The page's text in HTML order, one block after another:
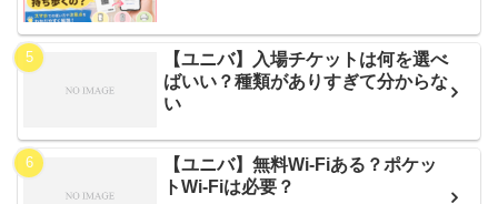
【ユニバ】入場チケットは何を選べ
ばいい？種類がありすぎて分からな
い
【ユニバ】無料Wi-Fiある？ポケッ
トWi-Fiは必要？